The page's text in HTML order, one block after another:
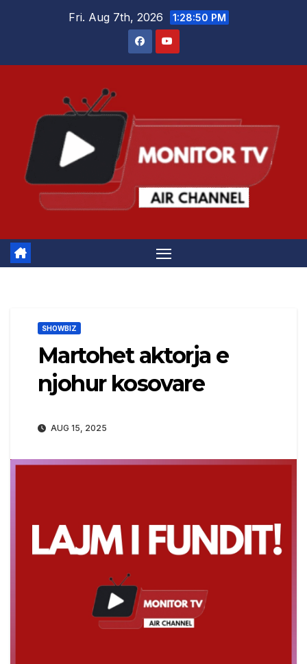
Fri. Aug 7th, 2026 1:28:50 PM
SHOWBIZ
Martohet aktorja e
njohur kosovare
AUG 15, 2025